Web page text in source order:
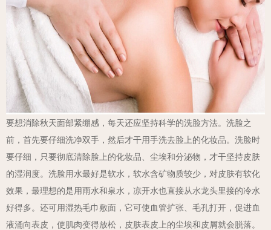
要想消除秋天面部紧绷感，每天还应坚持科学的洗脸方法。洗脸之
前，首先要仔细洗净双手，然后才干用手洗去脸上的化妆品。洗脸时
要仔细，只要彻底清除脸上的化妆品、尘埃和分泌物，才干坚持皮肤
的湿润度。洗脸用水最好是软水，软水含矿物质较少，对皮肤有软化
效果，最理想的是用雨水和泉水，凉开水也直接从水龙头里接的冷水
好得多。 还可用湿热毛巾敷面，它可使血管扩张、毛孔打开，促进血
液涌向表皮，使肌肉变得放松，皮肤表皮上的尘埃和皮屑就会脱落。